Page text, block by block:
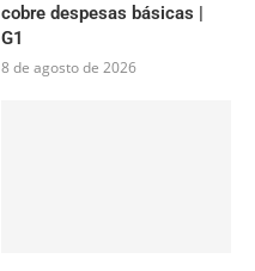
cobre despesas básicas |
G1
8 de agosto de 2026